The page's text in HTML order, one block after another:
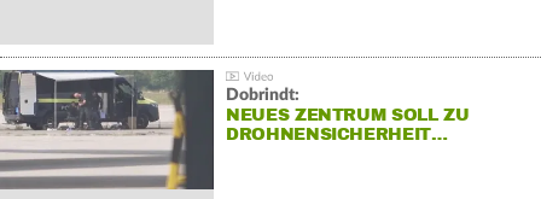
Dobrindt:
NEUES ZENTRUM SOLL ZU
DROHNENSICHERHEIT…